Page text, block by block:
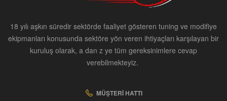
18 yılı aşkın süredir sektörde faaliyet gösteren tuning ve modifiye
ekipmanları konusunda sektöre yön veren ihtiyaçları karşılayan bir
kuruluş olarak, a dan z ye tüm gereksinimlere cevap
verebilmekteyiz.
MÜŞTERI HATTI